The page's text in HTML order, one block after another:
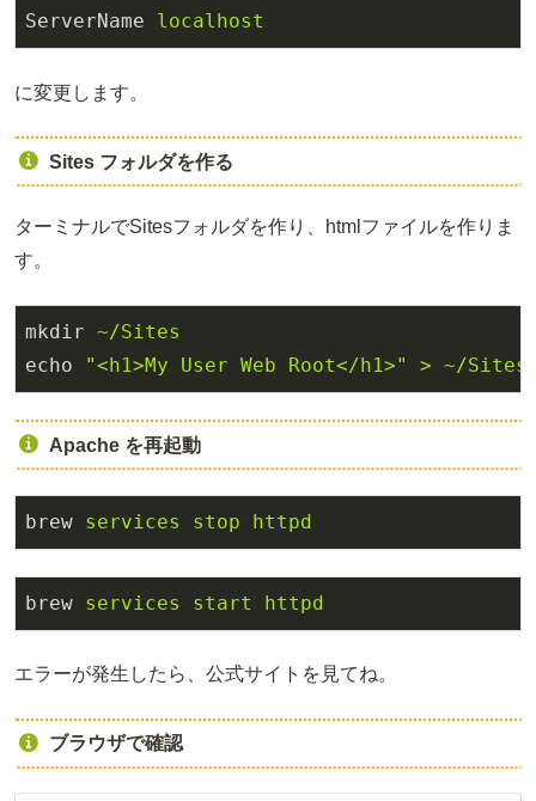
ServerName localhost
に変更します。
Sites フォルダを作る
ターミナルでSitesフォルダを作り、htmlファイルを作りま
す。
mkdir ~/Sites
echo
"<h1>My User Web Root</h1>" > ~/
Apache を再起動
brew services stop httpd
brew services start httpd
エラーが発生したら、公式サイトを見てね。
ブラウザで確認